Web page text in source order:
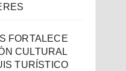
FORTALECE
CULTURAL
TURÍSTICO